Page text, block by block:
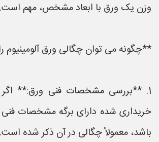
وزن یک ورق با ابعاد مشخص، مهم است.
**چگونه می توان چگالی ورق آلومینیوم
1. **بررسی مشخصات فنی ورق:** اگر
باشد، معمولاً چگالی در آن ذکر شده است.